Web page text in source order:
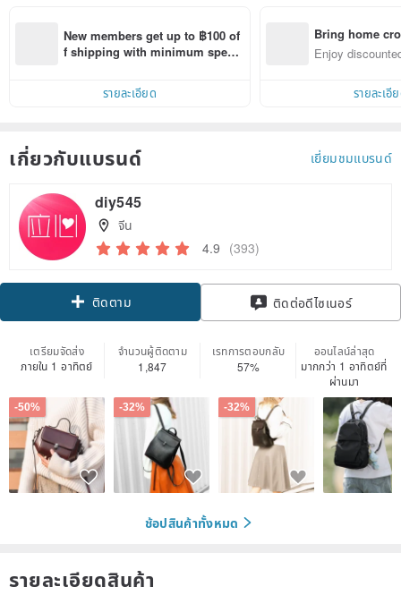
New members get up to ฿100 of
f shipping with minimum spen
within 7 days!
รายละเอียด
Bring home
n with ease
Enjoy
รายละเอี
เกี่ยวกับแบรนด์ เยี่ยมชมแบรนด์
diy545
จีน
4.9 (393)
ติดตาม ติดต่อดีไซเนอร์
เตรียมจัดส่ง
ภายใน 1 อาทิตย์
จำนวนผู้ติดตาม
1,847
เรทการตอบกลับ
57%
ออนไลน์ล่าสุด
มากกว่า 1 อาทิตย์ที่
ผ่านมา
-50% -32% -32%
ช้อปสินค้าทั้งหมด
รายละเอียดสินค้า